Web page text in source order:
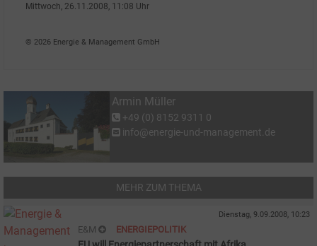
Mittwoch, 26.11.2008, 11:08 Uhr
© 2026 Energie & Management GmbH
Armin Müller
+49 (0) 8152 9311 0
info@energie-und-management.de
MEHR ZUM THEMA
Dienstag, 9.09.2008, 10:23
E&M ENERGIEPOLITIK